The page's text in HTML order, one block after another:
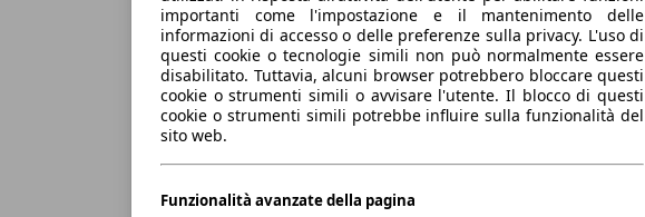
importanti come l'impostazione e il mantenimento delle
informazioni di accesso o delle preferenze sulla privacy. L'uso di
questi cookie o tecnologie simili non può normalmente essere
disabilitato. Tuttavia, alcuni browser potrebbero bloccare questi
cookie o strumenti simili o avvisare l'utente. Il blocco di questi
cookie o strumenti simili potrebbe influire sulla funzionalità del
sito web.
Funzionalità avanzate della pagina